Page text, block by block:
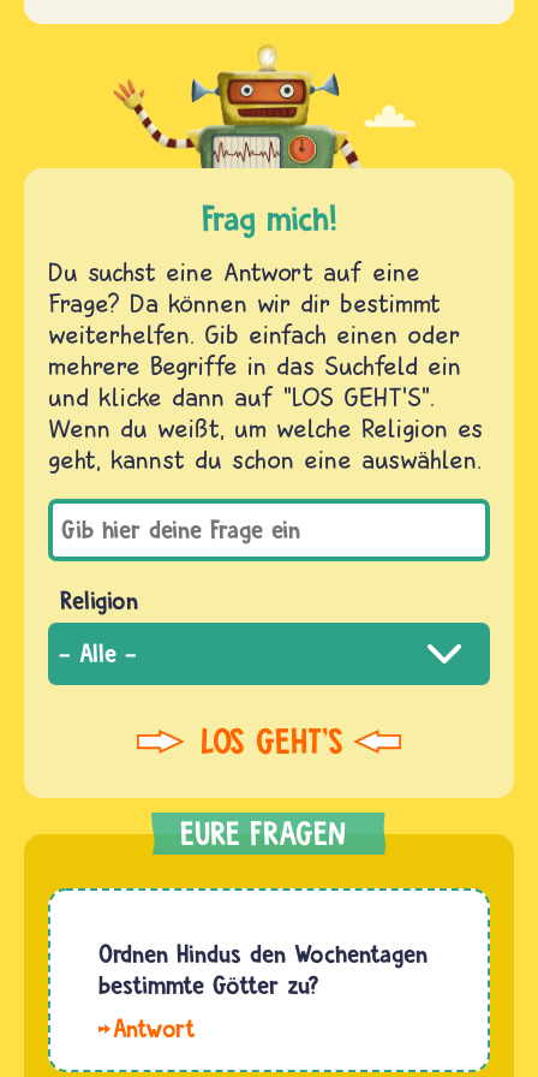
Frag mich!
Du suchst eine Antwort auf eine
Frage? Da können wir dir bestimmt
weiterhelfen. Gib einfach einen oder
mehrere Begriffe in das Suchfeld ein
und klicke dann auf "LOS GEHT'S".
Wenn du weißt, um welche Religion es
geht, kannst du schon eine auswählen.
Religion
Ordnen Hindus den Wochentagen
bestimmte Götter zu?